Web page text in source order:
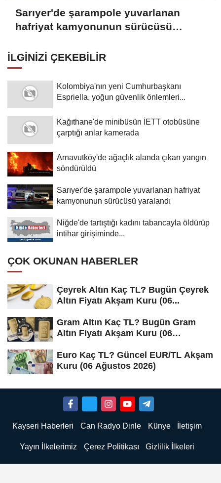
Sarıyer'de şarampole yuvarlanan
hafriyat kamyonunun sürücüsü
İLGINIZI ÇEKEBILIR
Kolombiya'nın yeni Cumhurbaşkanı
Espriella, yoğun güvenlik önlemleri...
Kağıthane'de minibüsün İETT otobüsüne
çarptığı anlar kamerada
Arnavutköy'de ağaçlık alanda çıkan yangın
söndürüldü
Sarıyer'de şarampole yuvarlanan hafriyat
kamyonunun sürücüsü yaralandı
Niğde'de tartıştığı kadını tabancayla öldürüp
intihar girişiminde...
ÇOK OKUNAN HABERLER
Çeyrek Altın Kaç TL? Bugün Çeyrek
Altın Fiyatı Akşam Kuru (06...
Gram Altın Kaç TL? Bugün Gram
Altın Fiyatı Akşam Kuru (06
Euro Kaç TL? Güncel EUR/TL Akşam
Kuru (06 Ağustos 2026)
Kayseri Haberleri Can Radyo Dinle Künye İletişim
Yayın İlkelerimiz Çerez Politikası Gizlilik İlkeleri